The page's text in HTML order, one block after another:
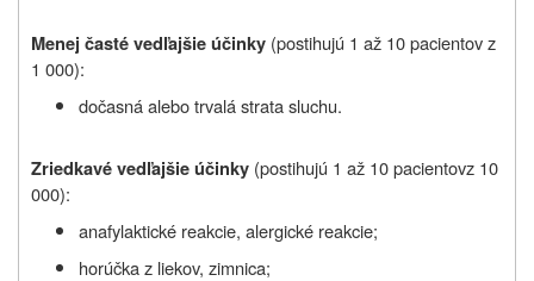
Menej časté vedľajšie účinky (postihujú 1 až 10 pacientov z
1 000):
dočasná alebo trvalá strata sluchu.
Zriedkavé vedľajšie účinky (postihujú 1 až 10pacientovz 10
000):
anafylaktické reakcie, alergické reakcie;
horúčka z liekov, zimnica;